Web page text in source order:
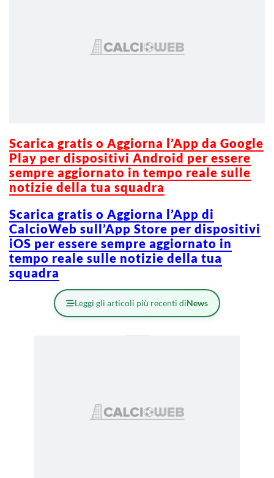
Scarica gratis o Aggiorna l’App da Google
Play per dispositivi Android per essere
sempre aggiornato in tempo reale sulle
notizie della tua squadra
Scarica gratis o Aggiorna l’App di
CalcioWeb sull’App Store per dispositivi
iOS per essere sempre aggiornato in
tempo reale sulle notizie della tua
squadra
Leggi gli articoli più recenti diNews